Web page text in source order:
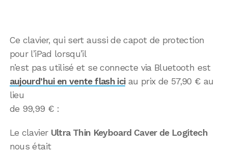
Ce clavier, qui sert aussi de capot de protection
pour l’iPad lorsqu’il
n’est pas utilisé et se connecte via Bluetooth est
aujourd’hui en vente flash iciau prix de 57,90 € au
lieu
de 99,99 € :
Le clavier Ultra Thin Keyboard Caver de Logitech
nous était